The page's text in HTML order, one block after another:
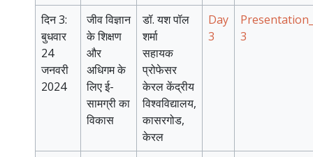
दिन 3:
बुधवार
24
जनवरी
2024
जीव विज्ञान
के शिक्षण
और
अधिगम के
लिए ई-
सामग्री का
विकास
डॉ. यश पॉल
शर्मा
सहायक
प्रोफेसर
केरल केंद्रीय
विश्वविद्यालय,
कासरगोड,
केरल
Day
3
3